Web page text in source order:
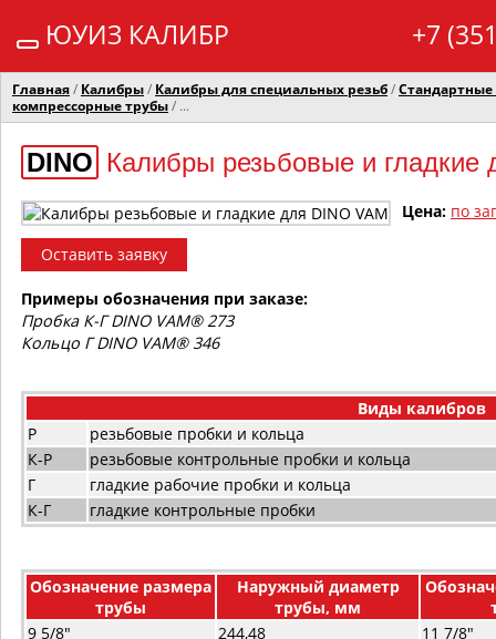
ЮУИЗ КАЛИБР +7
Главная / Калибры / Калибры для специальных резьб / Стандартные
компрессорные трубы / ...
DINO Калибры резьбовые и гладкие
Цена: по
Оставить заявку
Примеры обозначения при заказе:
Пробка К-Г DINO VAM® 273
Кольцо Г DINO VAM® 346
Виды калибров
Р
резьбовые пробки и кольца
К-Р
резьбовые контрольные пробки и кольца
Г
гладкие рабочие пробки и кольца
К-Г
гладкие контрольные пробки
Обозначение размера
трубы
Наружный диаметр
трубы, мм
9 5/8"
244,48
11 7/8"